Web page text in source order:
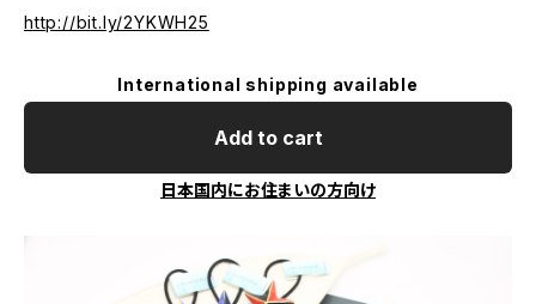
http://bit.ly/2YKWH25
International shipping available
Add to cart
日本国内にお住まいの方向け